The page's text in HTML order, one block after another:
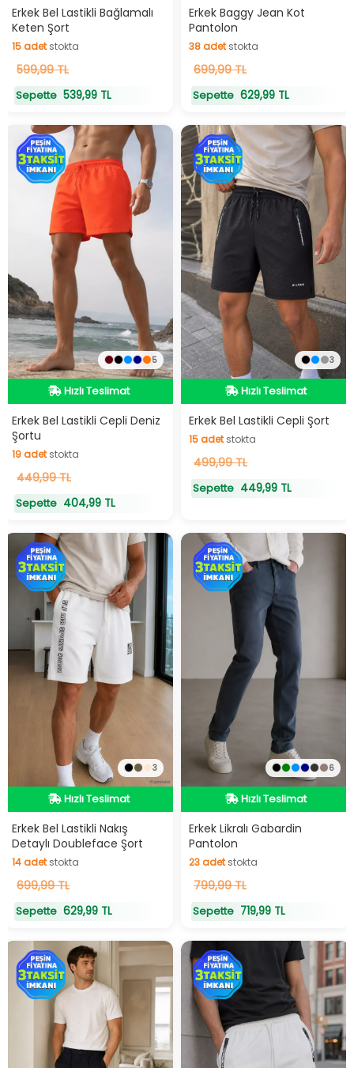
Hızlı Teslimat
Erkek Bel Lastikli Bağlamalı
Keten Şort
15adetstokta
15adetstokta
599,99 TL
Sepette 539,99 TL
Hızlı Teslimat
Erkek Baggy Jean Kot
Pantolon
38adetstokta
38adetstokta
699,99 TL
Sepette 629,99 TL
5
Hızlı Teslimat
Hızlı Teslimat
Erkek Bel Lastikli Cepli Deniz
Şortu
19adetstokta
19adetstokta
449,99 TL
Sepette 404,99 TL
3
Hızlı Teslimat
Hızlı Teslimat
Erkek Bel Lastikli Cepli Şort
15adetstokta
15adetstokta
499,99 TL
Sepette 449,99 TL
3
Hızlı Teslimat
Hızlı Teslimat
Erkek Bel Lastikli Nakış
Detaylı Doubleface Şort
14adetstokta
14adetstokta
699,99 TL
Sepette 629,99 TL
6
Hızlı Teslimat
Hızlı Teslimat
Erkek Likralı Gabardin
Pantolon
23adetstokta
23adetstokta
799,99 TL
Sepette 719,99 TL